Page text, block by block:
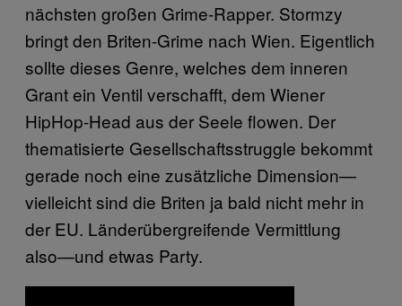
nächsten großen Grime-Rapper. Stormzy
bringt den Briten-Grime nach Wien. Eigentlich
sollte dieses Genre, welches dem inneren
Grant ein Ventil verschafft, dem Wiener
HipHop-Head aus der Seele flowen. Der
thematisierte Gesellschaftsstruggle bekommt
gerade noch eine zusätzliche Dimension—
vielleicht sind die Briten ja bald nicht mehr in
der EU. Länderübergreifende Vermittlung
also—und etwas Party.